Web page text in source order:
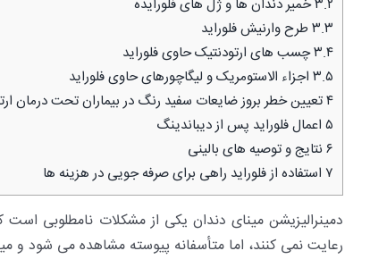
۳.۲خمیر دندان ها و ژل های فلورایده
۳.۳طرح وارنیش فلوراید
۳.۴چسب های ارتودنتیک حاوی فلوراید
۳.۵ اجزاء الاستومریک و لیگاچورهای حاوی فلوراید
۴تعیین خطر بروز ضایعات سفید رنگ در بیماران تحت درمان
۵ اعمال فلوراید پس از دیباندینگ
۶ نتایج و توصیه های بالینی
۷ استفاده از فلوراید راهی برای صرفه جویی در هزینه ها
دمینرالیزیشن مینای دندان یکی از مشکلات نامطلوبی
رعایت نمی کنند، اما متأسفانه پیوسته مشاهده می شود و میزان بروز آن ۲% تا